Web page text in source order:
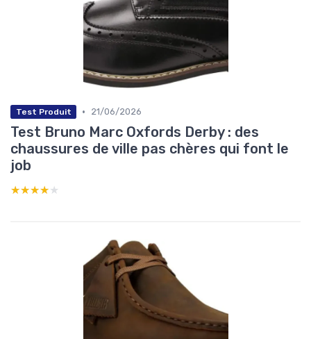
Test Produit • 21/06/2026
Test Bruno Marc Oxfords Derby : des
chaussures de ville pas chères qui font le
job
★★★★★
★★★★★